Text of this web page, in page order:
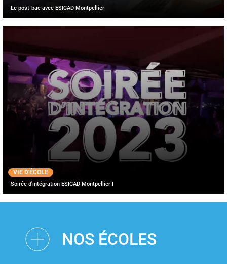
Le post-bac avec ESICAD Montpellier
VIE D'ÉCOLE
Soirée d'intégration ESICAD Montpellier !
NOS ÉCOLES